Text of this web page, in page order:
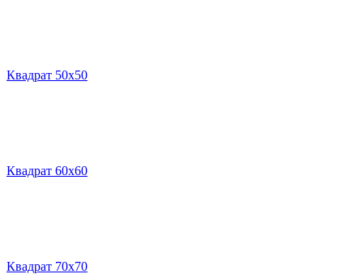
Квадрат 50х50
Квадрат 60х60
Квадрат 70х70